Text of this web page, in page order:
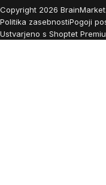
Copyright 2026
Politika zasebnostiPogoji
Ustvarjeno s Shoptet